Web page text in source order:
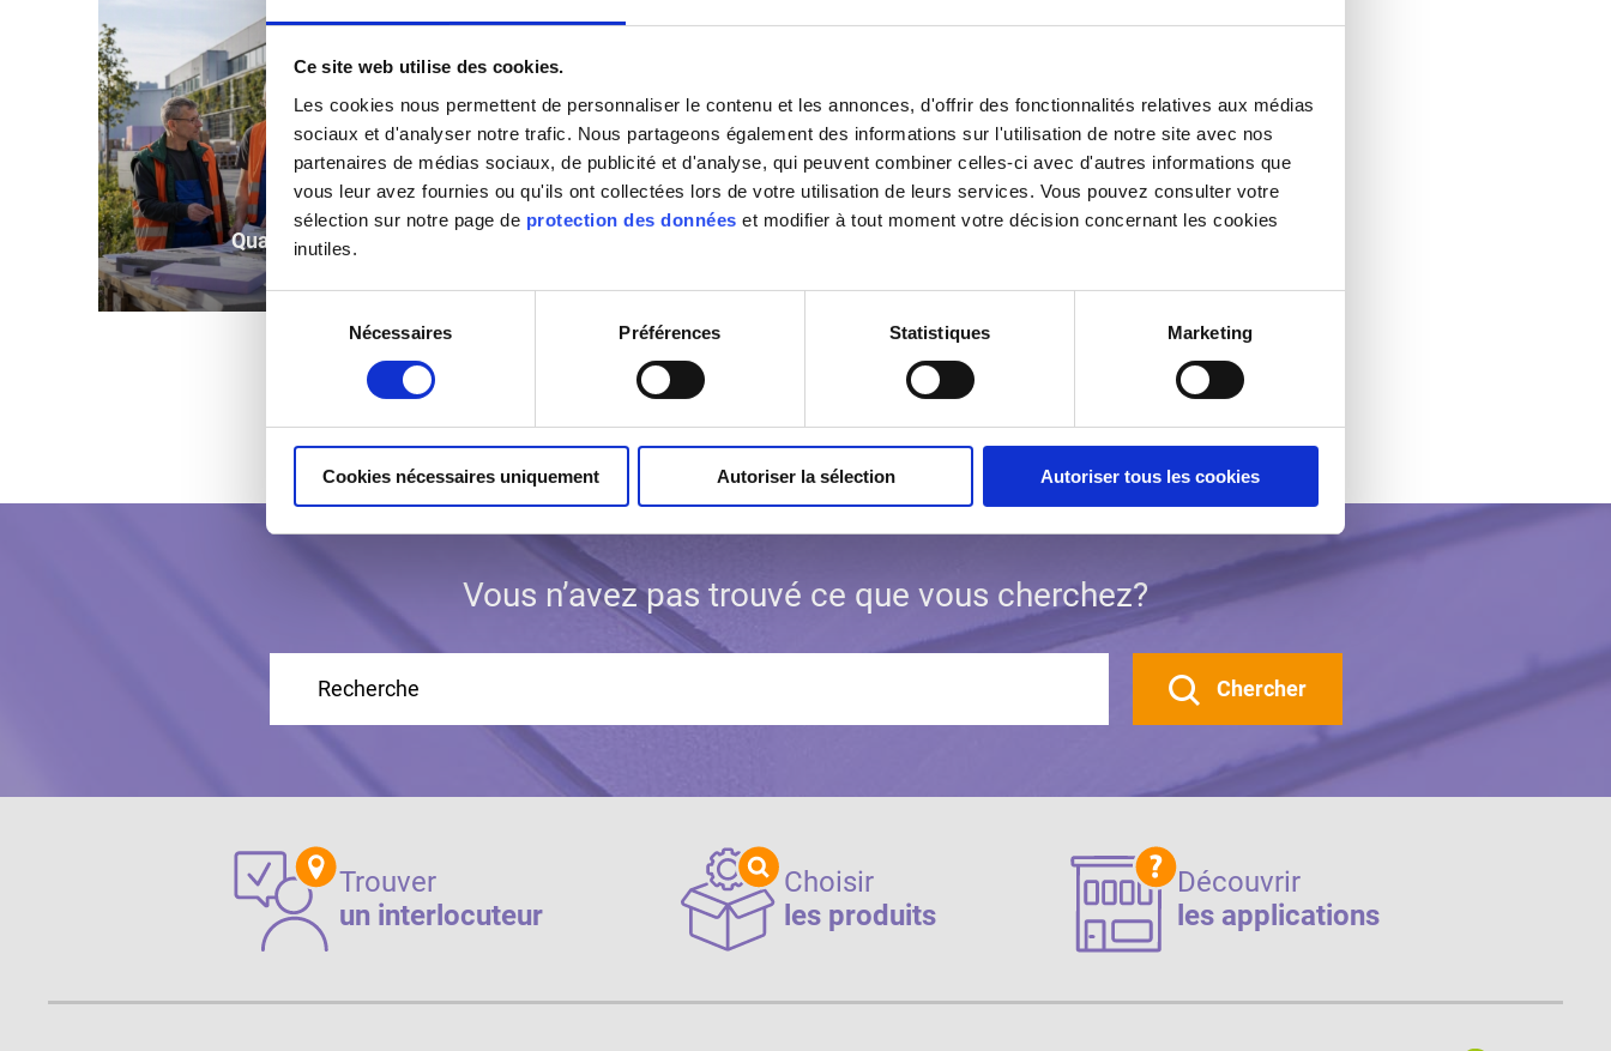
Ce site web utilise des cookies.
Les cookies nous permettent de personnaliser le contenu et les annonces, d'offrir des fonctionnalités relatives aux médias
sociaux et d'analyser notre trafic. Nous partageons également des informations sur l'utilisation de notre site avec nos
partenaires de médias sociaux, de publicité et d'analyse, qui peuvent combiner celles-ci avec d'autres informations que
vous leur avez fournies ou qu'ils ont collectées lors de votre utilisation de leurs services. Vous pouvez consulter votre
sélection sur notre page de protection des données et modifier à tout moment votre décision concernant les cookies
inutiles.
Sélection
consentement
Nécessaires Préférences Statistiques Marketing
Cookies nécessaires uniquement Autoriser la sélection Autoriser tous les cookies
Qualité
Vous n’avez pas trouvé ce que vous cherchez?
Chercher
Trouver
un interlocuteur
Choisir
les produits
Découvrir
les applications